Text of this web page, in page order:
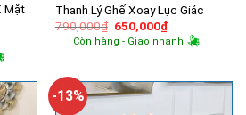
Mặt
Thanh Lý Ghế Xoay Lục Giác
790,000₫ Giá
gốc
là:
650,000₫Giá
hiện
tại
Còn hàng - Giao nhanh
-13%